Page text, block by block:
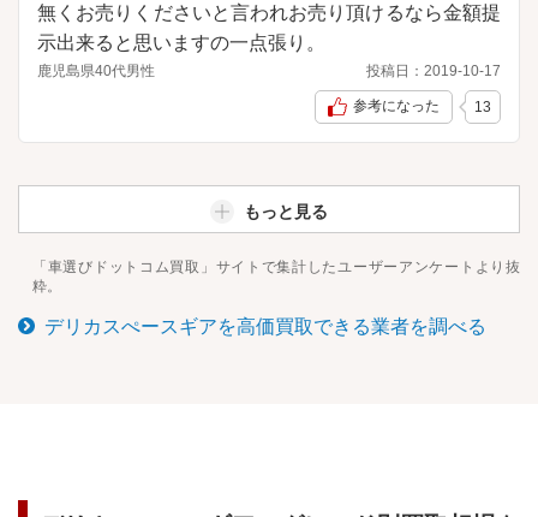
無くお売りくださいと言われお売り頂けるなら金額提
示出来ると思いますの一点張り。
鹿児島県40代男性 投稿日： 2019-10-17
参考になった 13
もっと見る
「車選びドットコム買取」サイトで集計したユーザーアンケートより抜
粋。
デリカスぺースギアを高価買取できる業者を調べる